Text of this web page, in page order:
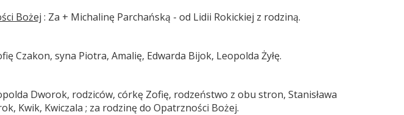
Bożej : Za + Michalinę Parchańską - od Lidii Rokickiej z rodziną.
Czakon, syna Piotra, Amalię, Edwarda Bijok, Leopolda Żyłę.
Dworok, rodziców, córkę Zofię, rodzeństwo z obu stron, Stanisława
Kwik, Kwiczala ; za rodzinę do Opatrzności Bożej.